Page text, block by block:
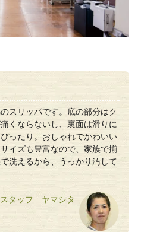
スリッパです。底の部分はク
くならないし、裏面は滑りに
ったり。おしゃれでかわいい
イズも豊富なので、家族で揃
洗えるから、うっかり汚して
タッフ ヤマシタ